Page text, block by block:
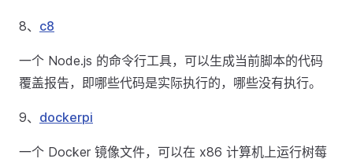
8、 c8
一个 Node.js 的命令行工具，可以生成当前脚本的代码
覆盖报告，即哪些代码是实际执行的，哪些没有执行。
9、 dockerpi
一个 Docker 镜像文件，可以在 x86 计算机上运行树莓